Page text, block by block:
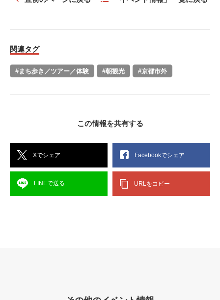
関連タグ
#まち歩き／ツアー／体験 #朝観光 #京都市外
この情報を共有する
Xでシェア Facebookでシェア
LINEで送る URLをコピー